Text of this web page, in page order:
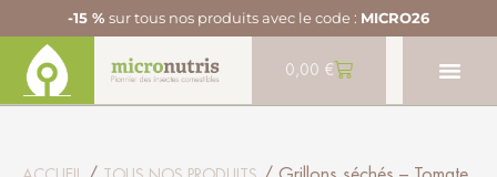
-15 % sur tous nos produits avec le code : MICRO26
0,00 €